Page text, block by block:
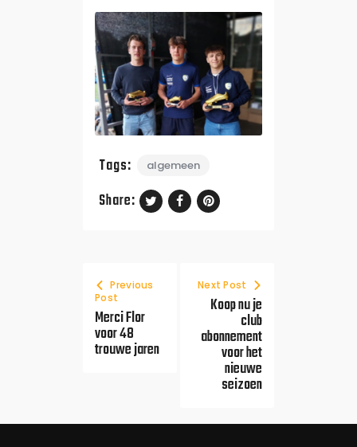
Tags: algemeen
Share:
Previous
Post
Merci Flor
voor 48
trouwe jaren
Next Post
Koop nu je
club
abonnement
voor het
nieuwe
seizoen